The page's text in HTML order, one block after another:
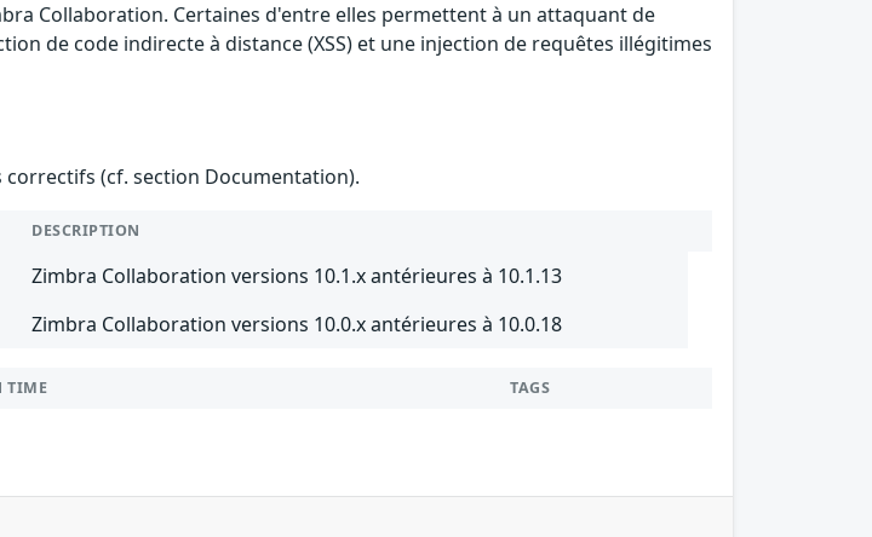
Collaboration. Certaines d'entre elles permettent à un attaquant de
de code indirecte à distance (XSS) et une injection de requêtes illégitimes
(cf. section Documentation).
DESCRIPTION
Zimbra Collaboration versions 10.1.x antérieures à 10.1.13
Zimbra Collaboration versions 10.0.x antérieures à 10.0.18
TIME TAGS